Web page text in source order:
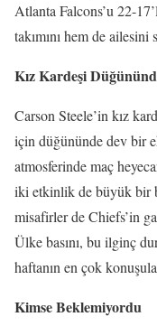
Atlanta Falcons’u 22-
takımını hem de
Kız Kardeşi
Carson Steele’in kız
için düğününde dev bir
atmosferinde maç
iki etkinlik de büyük bir
misafirler de Chiefs’in
Ülke basını, bu ilginç
haftanın en çok
Kimse Beklemiyordu